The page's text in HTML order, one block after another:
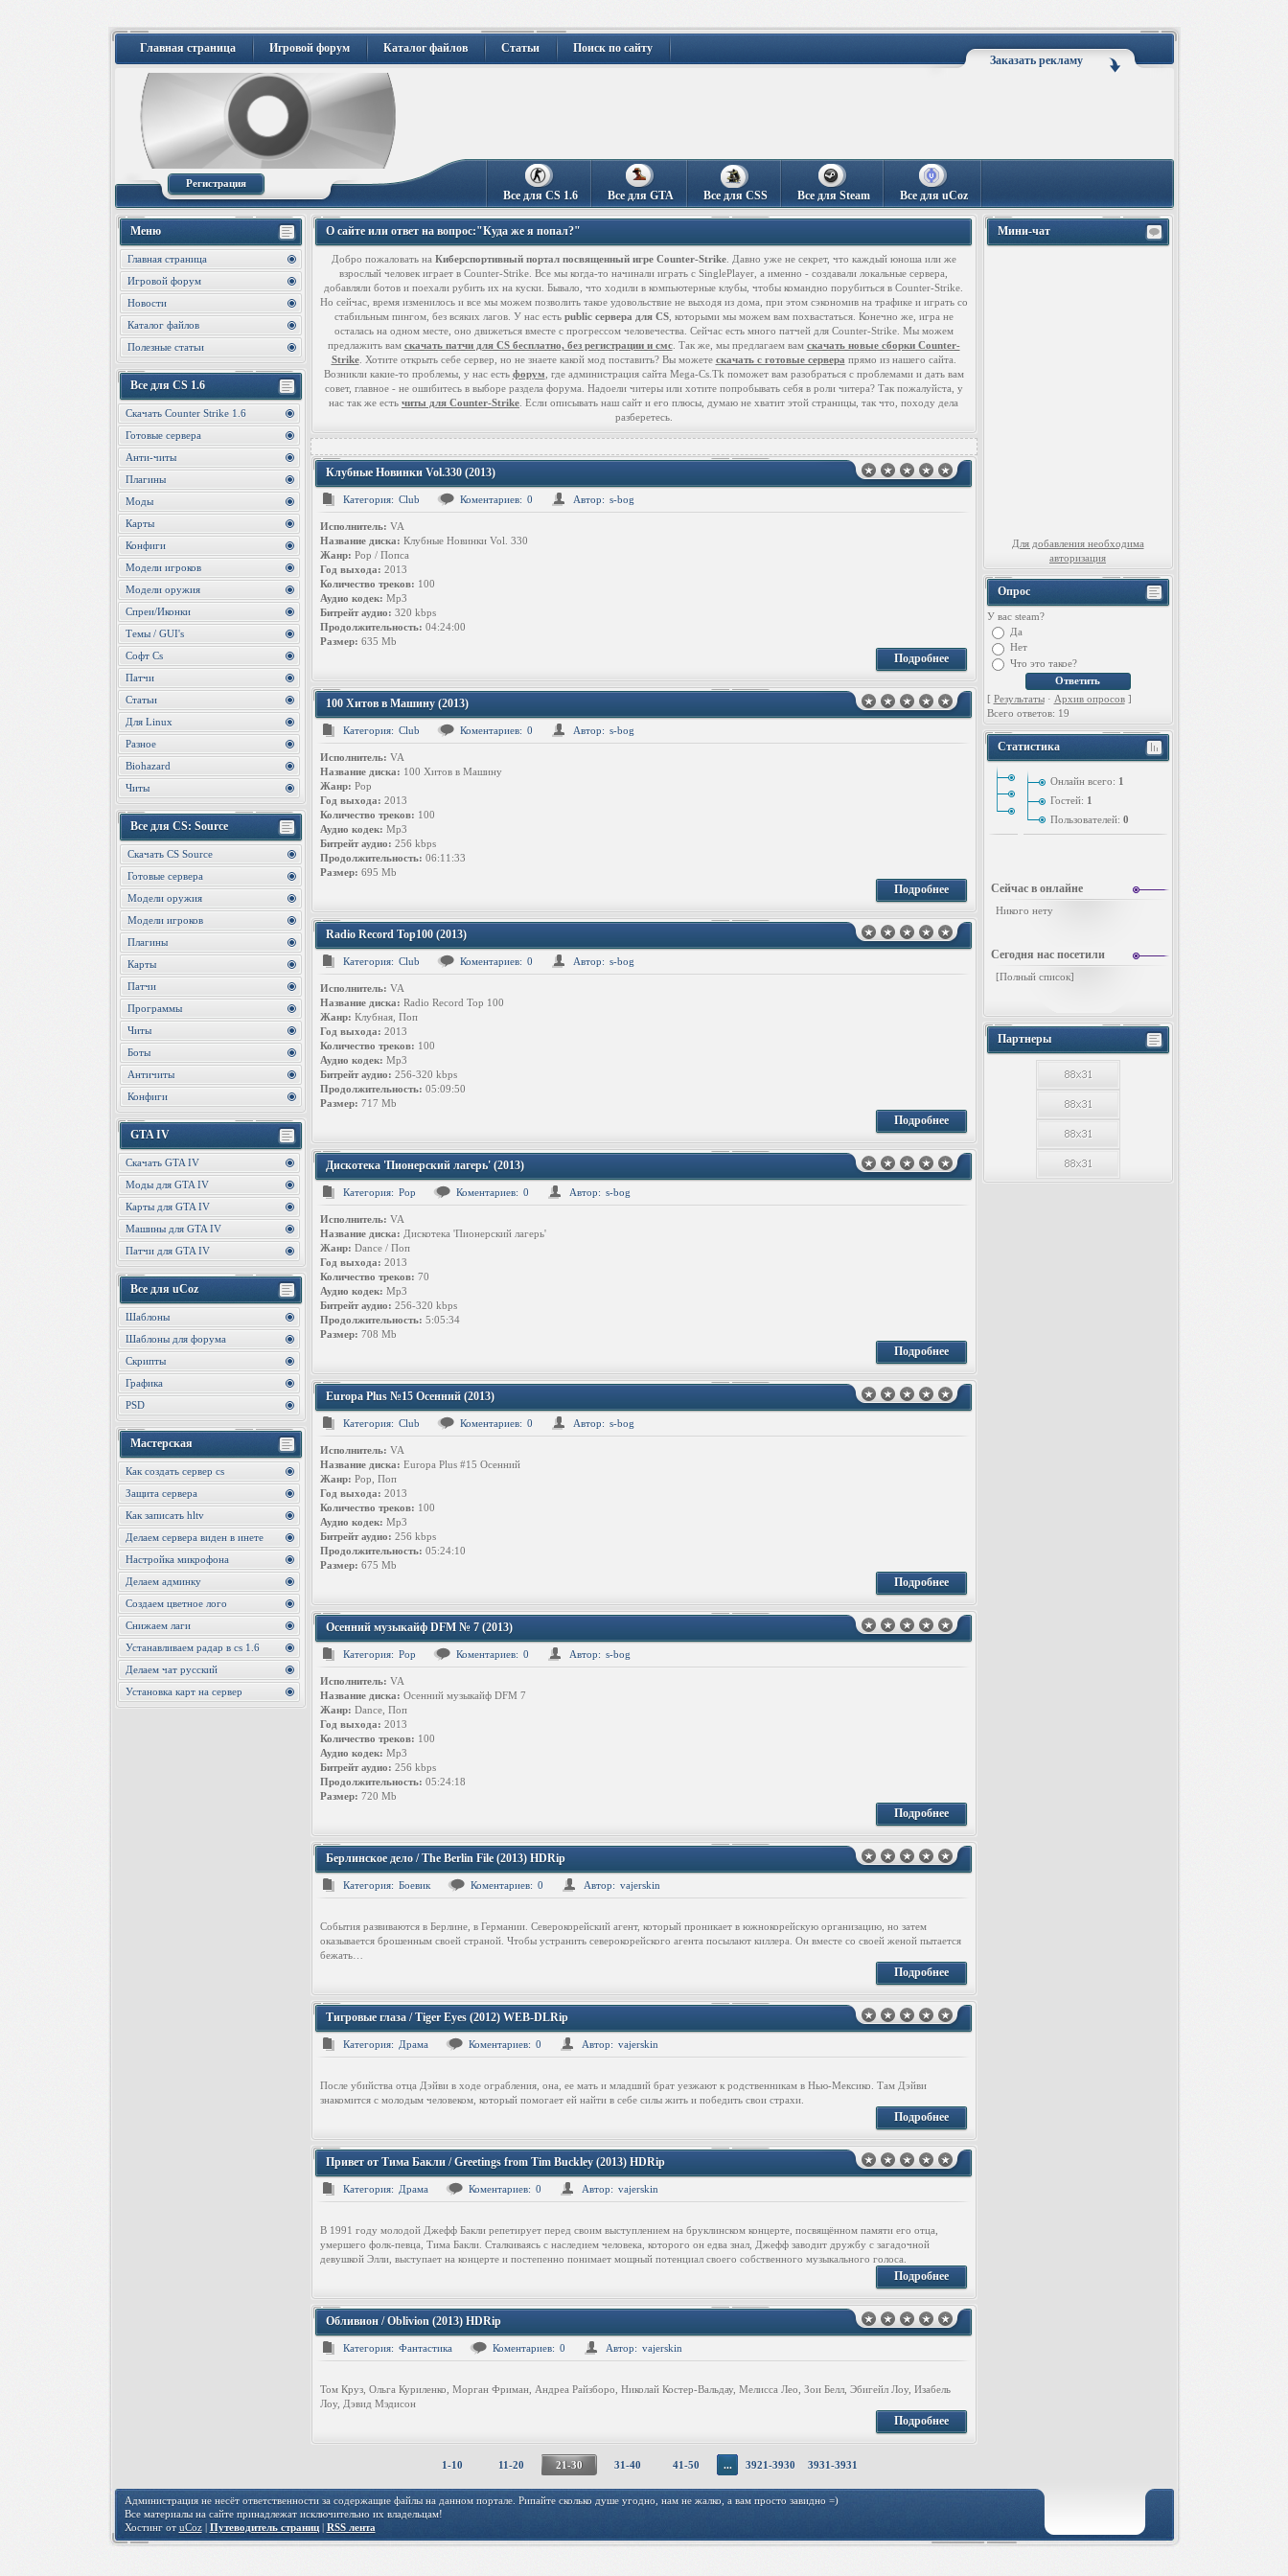
Главная страница Игровой форум Каталог файлов Статьи
Поиск по сайту
Заказать рекламу
Регистрация
Все для CS 1.6 Все для GTA Все для CSS Все для Steam Все для uCoz
О сайте или ответ на вопрос:"Куда же я попал?"
Добро пожаловать на Киберспортивный портал посвященный игре Counter-Strike. Давно уже не секрет, что каждый юноша или же
взрослый человек играет в Counter-Strike. Все мы когда-то начинали играть с SinglePlayer, а именно - создавали локальные сервера,
добавляли ботов и поехали рубить их на куски. Бывало, что ходили в компьютерные клубы, чтобы командно порубиться в Counter-Strike.
Но сейчас, время изменилось и все мы можем позволить такое удовольствие не выходя из дома, при этом сэкономив на трафике и играть со
стабильным пингом, без всяких лагов. У нас есть public сервера для CS, которыми мы можем вам похвастаться. Конечно же, игра не
осталась на одном месте, оно движеться вместе с прогрессом человечества. Сейчас есть много патчей для Counter-Strike. Мы можем
предлажить вам скачать патчи для CS бесплатно, без регистрации и смс. Так же, мы предлагаем вам скачать новые сборки Counter-
Strike. Хотите открыть себе сервер, но не знаете какой мод поставить? Вы можете скачать с готовые сервера прямо из нашего сайта.
Возникли какие-то проблемы, у нас есть форум , где администрация сайта Mega-Cs.Tk поможет вам разобраться с проблемами и дать вам
совет, главное - не ошибитесь в выборе раздела форума. Надоели читеры или хотите попробывать себя в роли читера? Так пожалуйста, у
нас так же есть читы для Counter-Strike . Если описывать наш сайт и его плюсы, думаю не хватит этой страницы, так что, походу дела
разберетесь.
Клубные Новинки Vol.330 (2013)
Категория: Club Коментариев: 0 Автор: s-bog
Исполнитель: VA
Название диска: Клубные Новинки Vol. 330
Жанр: Pop / Попса
Год выхода: 2013
Количество треков: 100
Аудио кодек: Mp3
Битрейт аудио: 320 kbps
Продолжительность: 04:24:00
Размер: 635 Mb
Подробнее
100 Хитов в Машину (2013)
Категория: Club Коментариев: 0 Автор: s-bog
Исполнитель: VA
Название диска: 100 Хитов в Машину
Жанр: Pop
Год выхода: 2013
Количество треков: 100
Аудио кодек: Mp3
Битрейт аудио: 256 kbps
Продолжительность: 06:11:33
Размер: 695 Mb
Подробнее
Radio Record Top100 (2013)
Категория: Club Коментариев: 0 Автор: s-bog
Исполнитель: VA
Название диска: Radio Record Top 100
Жанр: Клубная, Поп
Год выхода: 2013
Количество треков: 100
Аудио кодек: Mp3
Битрейт аудио: 256-320 kbps
Продолжительность: 05:09:50
Размер: 717 Mb
Подробнее
Дискотека 'Пионерский лагерь' (2013)
Категория: Pop Коментариев: 0 Автор: s-bog
Исполнитель: VA
Название диска: Дискотека 'Пионерский лагерь'
Жанр: Dance / Поп
Год выхода: 2013
Количество треков: 70
Аудио кодек: Mp3
Битрейт аудио: 256-320 kbps
Продолжительность: 5:05:34
Размер: 708 Mb
Подробнее
Europa Plus №15 Осенний (2013)
Категория: Club Коментариев: 0 Автор: s-bog
Исполнитель: VA
Название диска: Europa Plus #15 Осенний
Жанр: Pop, Поп
Год выхода: 2013
Количество треков: 100
Аудио кодек: Mp3
Битрейт аудио: 256 kbps
Продолжительность: 05:24:10
Размер: 675 Mb
Подробнее
Осенний музыкайф DFM № 7 (2013)
Категория: Pop Коментариев: 0 Автор: s-bog
Исполнитель: VA
Название диска: Осенний музыкайф DFM 7
Жанр: Dance, Поп
Год выхода: 2013
Количество треков: 100
Аудио кодек: Mp3
Битрейт аудио: 256 kbps
Продолжительность: 05:24:18
Размер: 720 Mb
Подробнее
Берлинское дело / The Berlin File (2013) HDRip
Категория: Боевик Коментариев: 0 Автор: vajerskin
События развиваются в Берлине, в Германии. Северокорейский агент, который проникает в южнокорейскую организацию, но затем
оказывается брошенным своей страной. Чтобы устранить северокорейского агента посылают киллера. Он вместе со своей женой пытается
бежать…
Подробнее
Тигровые глаза / Tiger Eyes (2012) WEB-DLRip
Категория: Драма Коментариев: 0 Автор: vajerskin
После убийства отца Дэйви в ходе ограбления, она, ее мать и младший брат уезжают к родственникам в Нью-Мексико. Там Дэйви
знакомится с молодым человеком, который помогает ей найти в себе силы жить и победить свои страхи.
Подробнее
Привет от Тима Бакли / Greetings from Tim Buckley (2013) HDRip
Категория: Драма Коментариев: 0 Автор: vajerskin
В 1991 году молодой Джефф Бакли репетирует перед своим выступлением на бруклинском концерте, посвящённом памяти его отца,
умершего фолк-певца, Тима Бакли. Сталкиваясь с наследием человека, которого он едва знал, Джефф заводит дружбу с загадочной
девушкой Элли, выступает на концерте и постепенно понимает мощный потенциал своего собственного музыкального голоса.
Подробнее
Обливион / Oblivion (2013) HDRip
Категория: Фантастика Коментариев: 0 Автор: vajerskin
Том Круз, Ольга Куриленко, Морган Фриман, Андреа Райзборо, Николай Костер-Вальдау, Мелисса Лео, Зои Белл, Эбигейл Лоу, Изабель
Лоу, Дэвид Мэдисон
Подробнее
1-10 11-20 21-30 31-40 41-50 ... 3921-3930 3931-3931
Мини-чат
Для добавления необходима
авторизация
Опрос
У вас steam?
Да
Нет
Что это такое?
[ Результаты· Архив опросов]
Всего ответов: 19
Статистика
Онлайн всего: 1
Гостей: 1
Пользователей: 0
Сейчас в онлайне
Никого нету
Сегодня нас посетили
[Полный список]
Партнеры
Меню
Главная страница
Игровой форум
Новости
Каталог файлов
Полезные статьи
Все для CS 1.6
Скачать Counter Strike 1.6
Готовые сервера
Анти-читы
Плагины
Моды
Карты
Конфиги
Модели игроков
Модели оружия
Спреи/Иконки
Темы / GUI's
Софт Cs
Патчи
Статьи
Для Linux
Разное
Biohazard
Читы
Все для CS: Source
Скачать CS Source
Готовые сервера
Модели оружия
Модели игроков
Плагины
Карты
Патчи
Программы
Читы
Боты
Античиты
Конфиги
GTA IV
Скачать GTA IV
Моды для GTA IV
Карты для GTA IV
Машины для GTA IV
Патчи для GTA IV
Все для uCoz
Шаблоны
Шаблоны для форума
Скрипты
Графика
PSD
Мастерская
Как создать сервер cs
Защита сервера
Как записать hltv
Делаем сервера виден в инете
Настройка микрофона
Делаем админку
Создаем цветное лого
Снижаем лаги
Устанавливаем радар в cs 1.6
Делаем чат русский
Установка карт на сервер
Администрация не несёт ответственности за содержащие файлы на данном портале. Рипайте сколько душе угодно, нам не жалко, а вам просто завидно =)
Все материалы на сайте принадлежат исключительно их владельцам!
Хостинг от uCoz| Путеводитель страниц| RSS лента